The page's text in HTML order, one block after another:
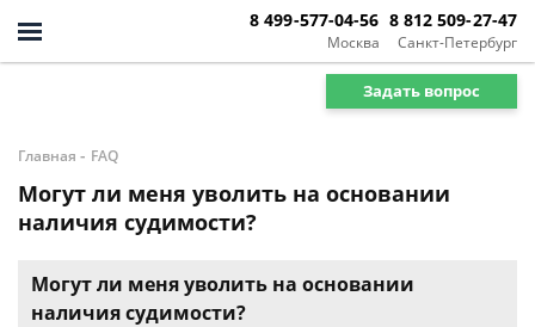
Москва
8 499-577-04-56
Санкт-Петербург
8 812 509-27-47
Задать вопрос
Главная - FAQ
Могут ли меня уволить на основании
наличия судимости?
Могут ли меня уволить на основании
наличия судимости?